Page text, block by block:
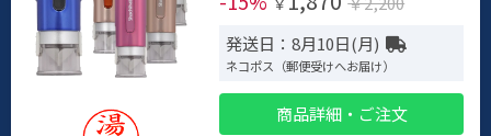
発送日：8月10日(月)
ネコポス（郵便受けへお届け）
商品詳細・ご注文